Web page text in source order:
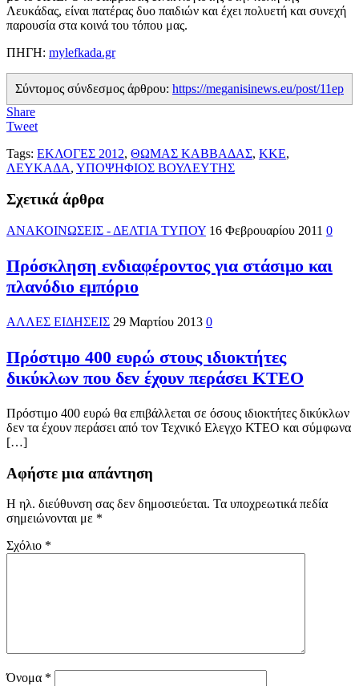
Λευκάδας, είναι πατέρας δυο παιδιών και έχει πολυετή και συνεχή
παρουσία στα κοινά του τόπου μας.
ΠΗΓΗ: mylefkada.gr
Σύντομος σύνδεσμος άρθρου: https://meganisinews.eu/post/11ep
Share
Tweet
Tags: ΕΚΛΟΓΕΣ 2012, ΘΩΜΑΣ ΚΑΒΒΑΔΑΣ, ΚΚΕ,
ΛΕΥΚΑΔΑ, ΥΠΟΨΗΦΙΟΣ ΒΟΥΛΕΥΤΗΣ
Σχετικά άρθρα
ΑΝΑΚΟΙΝΩΣΕΙΣ - ΔΕΛΤΙΑ ΤΥΠΟΥ 16 Φεβρουαρίου 2011 0
Πρόσκληση ενδιαφέροντος για στάσιμο και
πλανόδιο εμπόριο
ΑΛΛΕΣ ΕΙΔΗΣΕΙΣ 29 Μαρτίου 2013 0
Πρόστιμο 400 ευρώ στους ιδιοκτήτες
δικύκλων που δεν έχουν περάσει ΚΤΕΟ
Πρόστιμο 400 ευρώ θα επιβάλλεται σε όσους ιδιοκτήτες δικύκλων
δεν τα έχουν περάσει από τον Τεχνικό Ελεγχο ΚΤΕΟ και σύμφωνα
[…]
Αφήστε μια απάντηση
Η ηλ. διεύθυνση σας δεν δημοσιεύεται. Τα υποχρεωτικά πεδία
σημειώνονται με *
Σχόλιο *
Όνομα *